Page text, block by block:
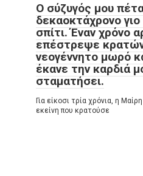
Ο σύζυγός μου
δεκαοκτάχρονο
σπίτι. Έναν χρόνο
επέστρεψε
νεογέννητο μωρό
έκανε την καρδιά
σταματήσει.
Για είκοσι τρία χρόνια, η
εκείνη που κρατούσε